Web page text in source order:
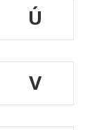
Ú
V